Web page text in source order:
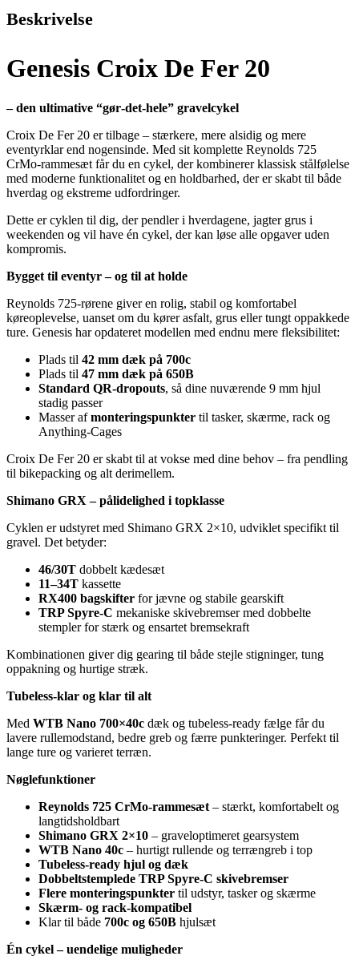
Beskrivelse
Genesis Croix De Fer 20
– den ultimative “gør‑det‑hele” gravelcykel
Croix De Fer 20 er tilbage – stærkere, mere alsidig og mere
eventyrklar end nogensinde. Med sit komplette Reynolds 725
CrMo‑rammesæt får du en cykel, der kombinerer klassisk stålfølelse
med moderne funktionalitet og en holdbarhed, der er skabt til både
hverdag og ekstreme udfordringer.
Dette er cyklen til dig, der pendler i hverdagene, jagter grus i
weekenden og vil have én cykel, der kan løse alle opgaver uden
kompromis.
Bygget til eventyr – og til at holde
Reynolds 725‑rørene giver en rolig, stabil og komfortabel
køreoplevelse, uanset om du kører asfalt, grus eller tungt oppakkede
ture. Genesis har opdateret modellen med endnu mere fleksibilitet:
Plads til 42 mm dæk på 700c
Plads til 47 mm dæk på 650B
Standard QR‑dropouts, så dine nuværende 9 mm hjul
stadig passer
Masser afmonteringspunkter til tasker, skærme, rack og
Anything‑Cages
Croix De Fer 20 er skabt til at vokse med dine behov – fra pendling
til bikepacking og alt derimellem.
Shimano GRX – pålidelighed i topklasse
Cyklen er udstyret med Shimano GRX 2×10, udviklet specifikt til
gravel. Det betyder:
46/30T dobbelt kædesæt
11–34T kassette
RX400 bagskifter for jævne og stabile gearskift
TRP Spyre‑C mekaniske skivebremser med dobbelte
stempler for stærk og ensartet bremsekraft
Kombinationen giver dig gearing til både stejle stigninger, tung
oppakning og hurtige stræk.
Tubeless‑klar og klar til alt
Med WTB Nano 700×40c dæk og tubeless‑ready fælge får du
lavere rullemodstand, bedre greb og færre punkteringer. Perfekt til
lange ture og varieret terræn.
Nøglefunktioner
Reynolds 725 CrMo‑rammesæt – stærkt, komfortabelt og
langtidsholdbart
Shimano GRX 2×10 – graveloptimeret gearsystem
WTB Nano 40c – hurtigt rullende og terrængreb i top
Tubeless‑ready hjul og dæk
Dobbeltstemplede TRP Spyre‑C skivebremser
Flere monteringspunkter til udstyr, tasker og skærme
Skærm- og rack‑kompatibel
Klar til både 700c og 650B hjulsæt
Én cykel – uendelige muligheder